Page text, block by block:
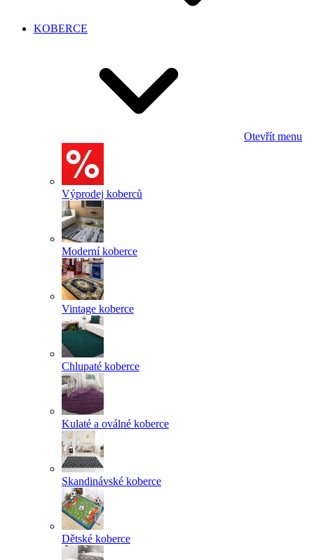
KOBERCE
Otevřít menu
Výprodej koberců
Moderní koberce
Vintage koberce
Chlupaté koberce
Kulaté a oválné koberce
Skandinávské koberce
Dětské koberce